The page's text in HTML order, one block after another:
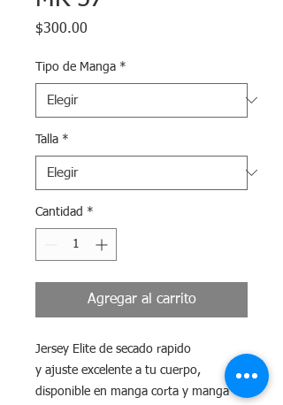
$300.00
Tipo de Manga *
Talla *
Cantidad *
Agregar al carrito
Jersey Elite de secado rapido
y ajuste excelente a tu cuerpo,
disponible en manga corta y manga